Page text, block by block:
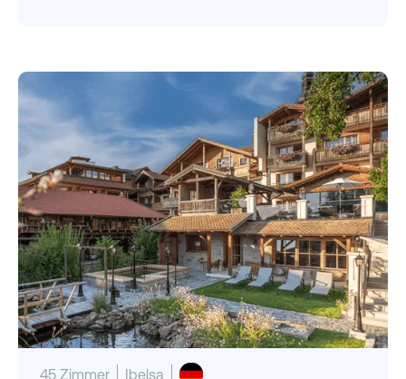
45 Zimmer Ibelsa